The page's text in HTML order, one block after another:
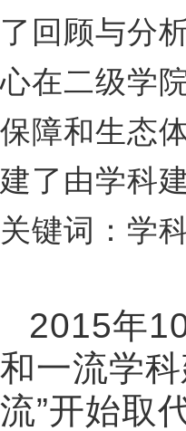
了回顾与分
心在二级学
保障和生态
建了由学科
关键词：学
2015年
和一流学
流”开始取